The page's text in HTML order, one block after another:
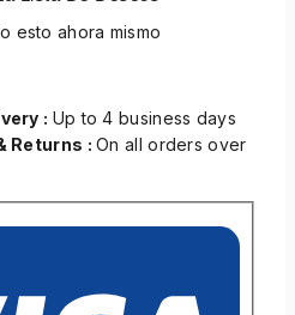
esto ahora mismo
: Up to 4 business days
Returns :On all orders over